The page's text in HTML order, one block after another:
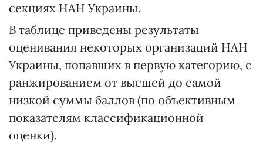
секциях НАН Украины.
В таблице приведены результаты
оценивания некоторых организаций НАН
Украины, попавших в первую категорию, с
ранжированием от высшей до самой
низкой суммы баллов (по объективным
показателям классификационной
оценки).